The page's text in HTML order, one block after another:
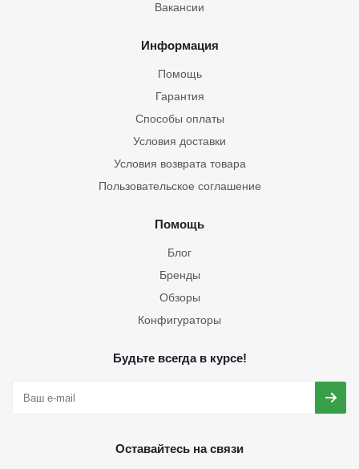
Вакансии
Информация
Помощь
Гарантия
Способы оплаты
Условия доставки
Условия возврата товара
Пользовательское соглашение
Помощь
Блог
Бренды
Обзоры
Конфигураторы
Будьте всегда в курсе!
Оставайтесь на связи